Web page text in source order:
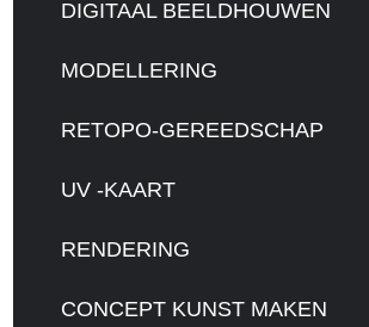
DIGITAAL BEELDHOUWEN
MODELLERING
RETOPO-GEREEDSCHAP
UV -KAART
RENDERING
CONCEPT KUNST MAKEN